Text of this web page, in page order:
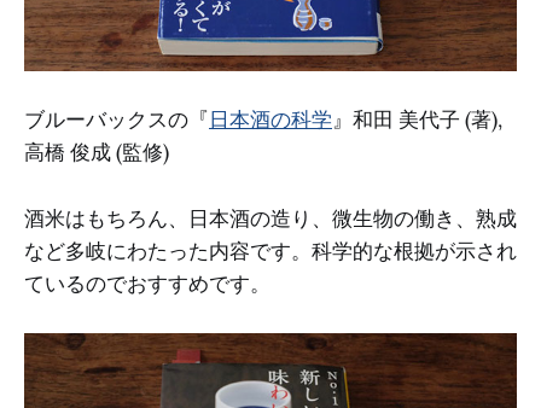
ブルーバックスの『日本酒の科学』和田 美代子 (著),
高橋 俊成 (監修)
酒米はもちろん、日本酒の造り、微生物の働き、熟成
など多岐にわたった内容です。科学的な根拠が示され
ているのでおすすめです。